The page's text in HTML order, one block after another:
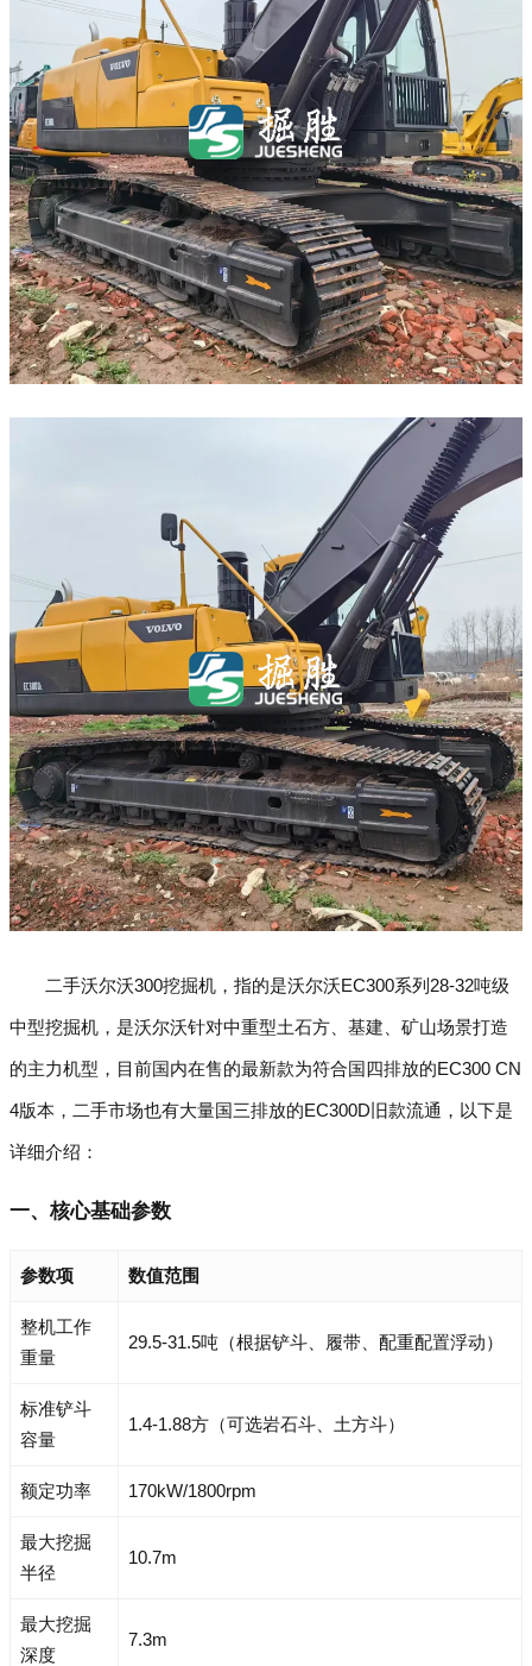
二手沃尔沃300挖掘机，指的是沃尔沃EC300系列28-32吨级
中型挖掘机，是沃尔沃针对中重型土石方、基建、矿山场景打造
的主力机型，目前国内在售的最新款为符合国四排放的EC300 CN
4版本，二手市场也有大量国三排放的EC300D旧款流通，以下是
详细介绍：
一、核心基础参数
参数项 数值范围
整机工作
重量
29.5-31.5吨（根据铲斗、履带、配重配置浮动）
标准铲斗
容量
1.4-1.88方（可选岩石斗、土方斗）
额定功率 170kW/1800rpm
最大挖掘
半径
10.7m
最大挖掘
深度
7.3m